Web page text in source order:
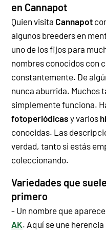
en Cannapot
Quien visita Cannapot
algunos breeders en
uno de los fijos para
nombres conocidos con
constantemente. De
nunca aburrida. Muchos
simplemente funciona.
fotoperiódicas y varios
conocidas. Las
verdad, tanto si estás
coleccionando.
Variedades que
primero
- Un nombre que
AK. Aquí se une